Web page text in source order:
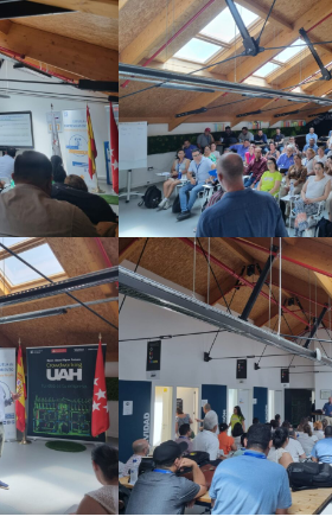
LA
OFERTA
PARA
ACTORES
AGRÍCOLAS
DE
PEQUEÑA
ESCALA